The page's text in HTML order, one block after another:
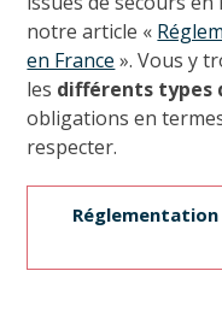
notre article «
en France ». Vous y
les différents types
obligations en
respecter.
Réglementation